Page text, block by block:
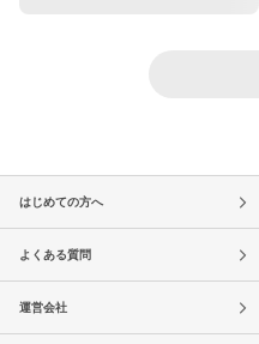
はじめての方へ
よくある質問
運営会社